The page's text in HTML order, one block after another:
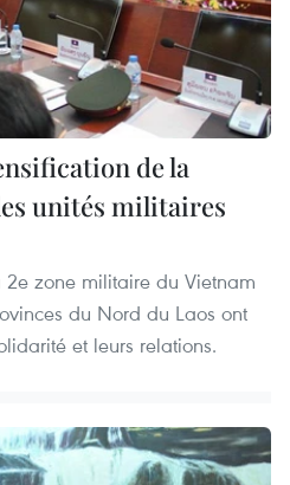
de la
unités militaires
zone militaire du Vietnam
du Nord du Laos ont
et leurs relations.